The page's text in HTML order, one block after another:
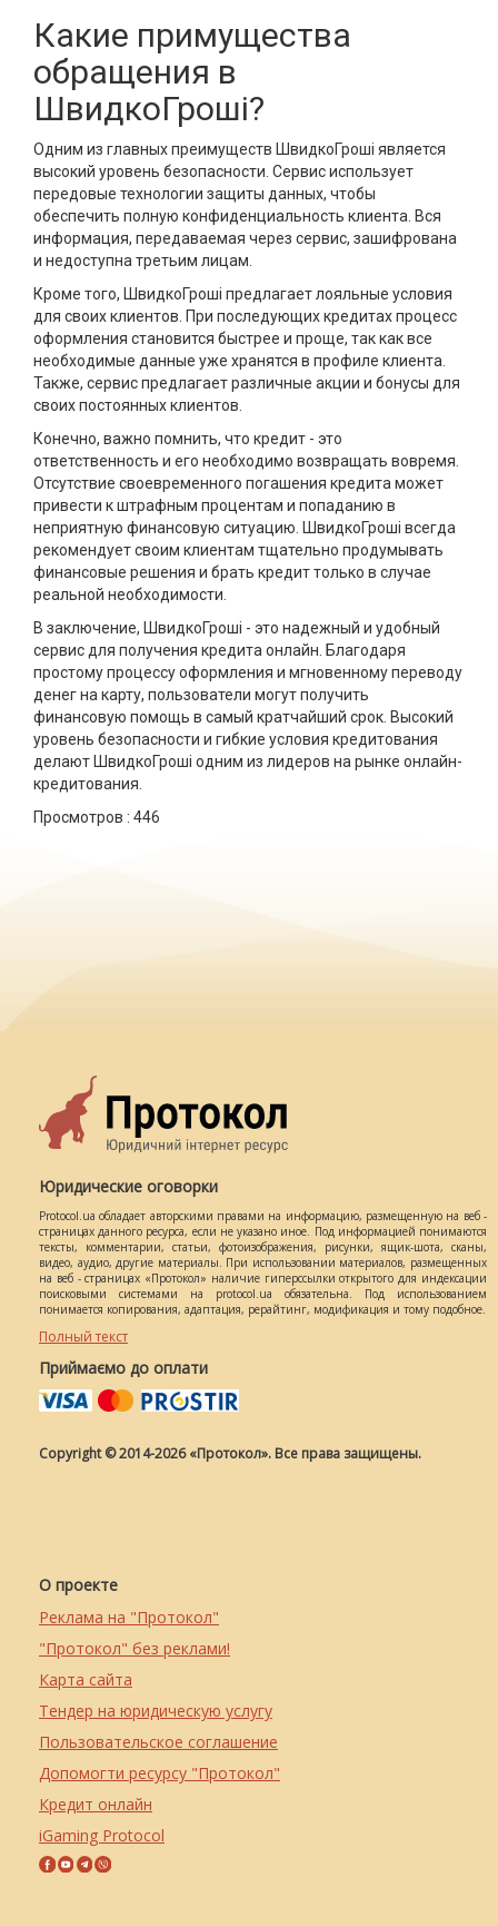
Какие примущества
обращения в
ШвидкоГроші?
Одним из главных преимуществ ШвидкоГроші является
высокий уровень безопасности. Сервис использует
передовые технологии защиты данных, чтобы
обеспечить полную конфиденциальность клиента. Вся
информация, передаваемая через сервис, зашифрована
и недоступна третьим лицам.
Кроме того, ШвидкоГроші предлагает лояльные условия
для своих клиентов. При последующих кредитах процесс
оформления становится быстрее и проще, так как все
необходимые данные уже хранятся в профиле клиента.
Также, сервис предлагает различные акции и бонусы для
своих постоянных клиентов.
Конечно, важно помнить, что кредит - это
ответственность и его необходимо возвращать вовремя.
Отсутствие своевременного погашения кредита может
привести к штрафным процентам и попаданию в
неприятную финансовую ситуацию. ШвидкоГроші всегда
рекомендует своим клиентам тщательно продумывать
финансовые решения и брать кредит только в случае
реальной необходимости.
В заключение, ШвидкоГроші - это надежный и удобный
сервис для получения кредита онлайн. Благодаря
простому процессу оформления и мгновенному переводу
денег на карту, пользователи могут получить
финансовую помощь в самый кратчайший срок. Высокий
уровень безопасности и гибкие условия кредитования
делают ШвидкоГроші одним из лидеров на рынке онлайн-
кредитования.
Просмотров : 446
Юридические оговорки
Protocol.ua обладает авторскими правами на информацию, размещенную на веб -
страницах данного ресурса, если не указано иное. Под информацией понимаются
тексты, комментарии, статьи, фотоизображения, рисунки, ящик-шота, сканы,
видео, аудио, другие материалы. При использовании материалов, размещенных
на веб - страницах «Протокол» наличие гиперссылки открытого для индексации
поисковыми системами на protocol.ua обязательна. Под использованием
понимается копирования, адаптация, рерайтинг, модификация и тому подобное.
Полный текст
Приймаємо до оплати
Copyright © 2014-2026 «Протокол». Все права защищены.
О проекте
Реклама на "Протокол"
"Протокол" без реклами!
Карта сайта
Тендер на юридическую услугу
Пользовательское соглашение
Допомогти ресурсу "Протокол"
Кредит онлайн
iGaming Protocol